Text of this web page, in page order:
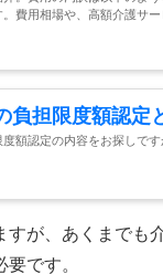
費用相場や、高額介護サ
担限度額認定
額認定の内容をお探しで
が、あくまでも
です。